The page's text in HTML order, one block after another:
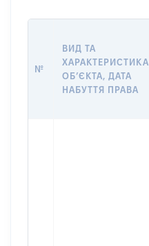
№
ВИД ТА
ХАРАКТЕРИСТИКА
ОБʼЄКТА, ДАТА
НАБУТТЯ ПРАВА